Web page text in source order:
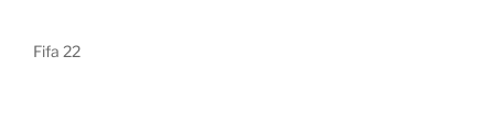
Fifa 22